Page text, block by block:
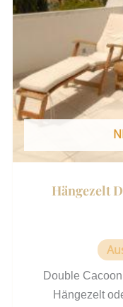
Hängezelt
Double
Hängezelt